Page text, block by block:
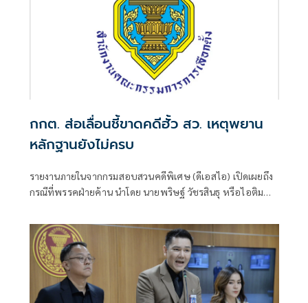
กกต. ส่อเลื่อนชี้ขาดคดีฮั้ว สว. เหตุพยาน
หลักฐานยังไม่ครบ
รายงานภายในจากกรมสอบสวนคดีพิเศษ (ดีเอสไอ) เปิดเผยถึง
กรณีที่พรรคฝ่ายค้าน นำโดย นายพริษฐ์ วัชรสินธุ หรือไอติม
นายยิ่งชีพ อัชฌานนท์ ผู้อำนวยการโครงการอินเทอร์เน็ตเพื่อ
กฎหมายประชาชน หรือไอลอว์ (iLaw) ได้นำคำให้การของ
พยานและเอกสารบางส่วนที่อ้างว่าเกี่ยวข้องกับคดีฮั้วเลือก
สมาชิกวุฒิสภา (สว.) มาเปิดเผยต่อสาธารณ